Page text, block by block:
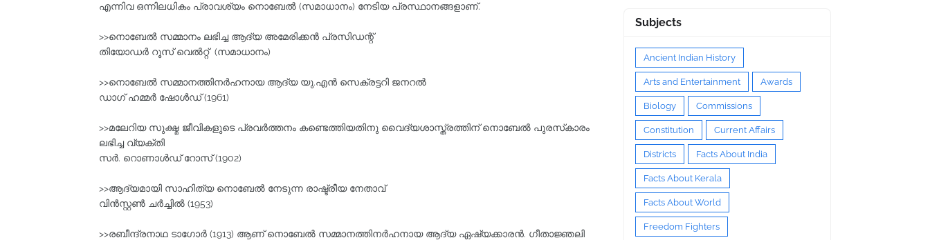
എന്നിവ ഒന്നിലധികം പ്രാവശ്യം നൊബേല്‍ (സമാധാനം) നേടിയ പ്രസ്ഥാനങ്ങളാണ്.
>>നൊബേല്‍ സമ്മാനം ലഭിച്ച ആദ്യ അമേരിക്കന്‍ പ്രസിഡന്റ്
തിയോഡര്‍ റൂസ് വെൽറ്റ് (സമാധാനം)
>>നൊബേല്‍ സമ്മാനത്തിനര്‍ഹനായ ആദ്യ യു.എന്‍ സെക്രട്ടറി ജനറല്‍
ഡാഗ്‌ ഹമ്മര്‍ ഷോള്‍ഡ്‌ (1961)
>>മലേറിയ സുക്ഷ്മ ജീവികളുടെ പ്രവര്‍ത്തനം കണ്ടെത്തിയതിനു വൈദ്യശാസ്ത്രത്തിന്‌ നൊബേല്‍ പുരസ്‌കാരം
ലഭിച്ച വ്യക്തി
സര്‍. റൊണാള്‍ഡ്‌ റോസ്‌ (1902)
>>ആദ്യമായി സാഹിത്യ നൊബേല്‍ നേടുന്ന രാഷ്ട്രീയ നേതാവ്‌
വിന്‍സ്റ്റണ്‍ ചര്‍ച്ചില്‍ (1953)
>>രബീന്ദ്രനാഥ ടാഗോര്‍ (1913) ആണ് നൊബേല്‍ സമ്മാനത്തിനര്‍ഹനായ ആദ്യ ഏഷ്യക്കാരന്‍. ഗീതാജ്ഞലി
Subjects
Ancient Indian History
Arts and Entertainment Awards
Biology Commissions
Constitution Current Affairs
Districts Facts About India
Facts About Kerala
Facts About World
Freedom Fighters